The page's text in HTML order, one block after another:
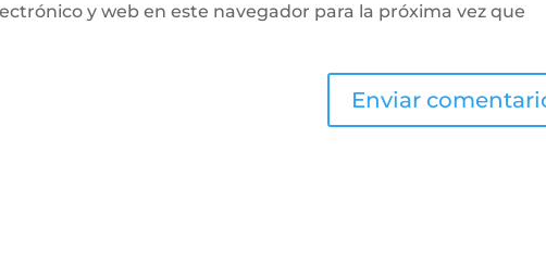
y web en este navegador para la próxima vez que